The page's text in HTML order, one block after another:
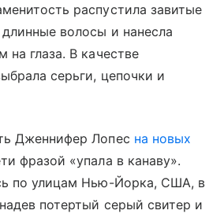
распустила завитые
волосы и нанесла
на глаза. В качестве
серьги, цепочки и
Дженнифер Лопес на новых
фразой «упала в канаву».
по улицам Нью-Йорка, США, в
потертый серый свитер и